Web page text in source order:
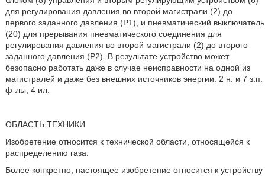
для регулирования давления во второй магистрали (2) до
первого заданного давления (Р1), и пневматический выключатель
(20) для прерывания пневматического соединения для
регулирования давления во второй магистрали (2) до второго
заданного давления (Р2). В результате устройство может
безопасно работать даже в случае неисправности на одной из
магистралей и даже без внешних источников энергии. 2 н. и 7 з.п.
ф-лы, 4 ил.
ОБЛАСТЬ ТЕХНИКИ
Изобретение относится к технической области, относящейся к
распределению газа.
Более конкретно, настоящее изобретение относится к устройству